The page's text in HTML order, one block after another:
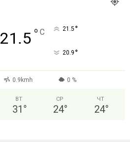
21.5 ° C 21.5 °
20.9 °
0.9kmh 0 %
ВТ
31 °
СР
24°
ЧТ
24°